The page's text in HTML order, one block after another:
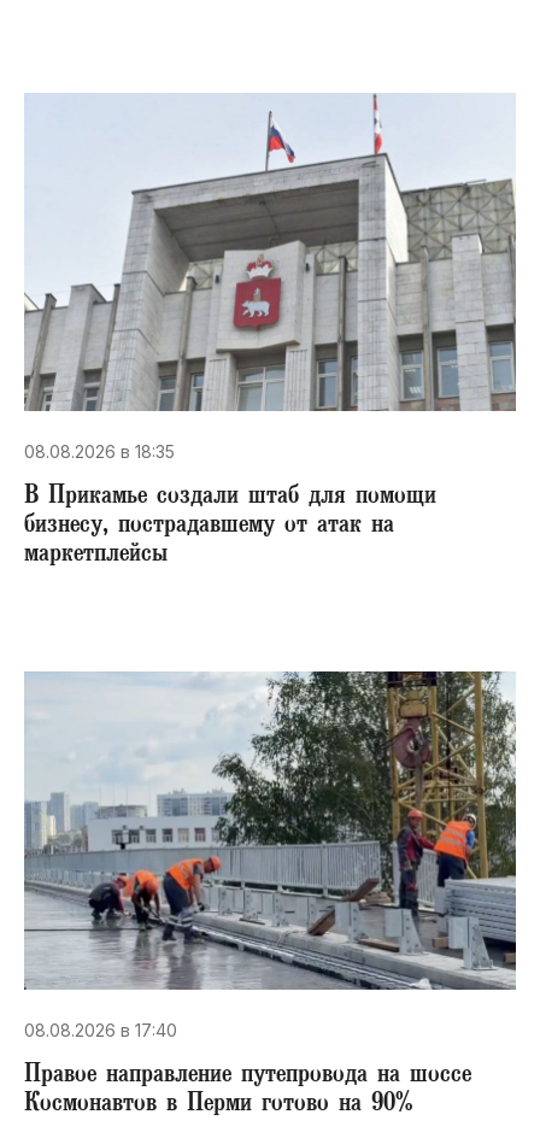
08.08.2026 в 18:35
В Прикамье создали штаб для помощи
бизнесу, пострадавшему от атак на
маркетплейсы
08.08.2026 в 17:40
Правое направление путепровода на шоссе
Космонавтов в Перми готово на 90%